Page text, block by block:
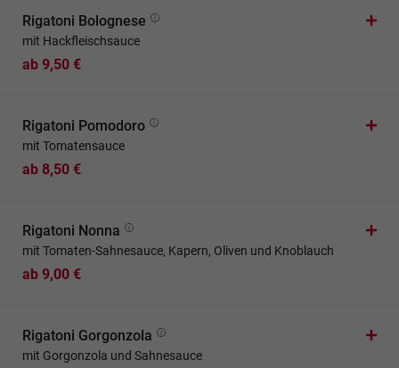
Rigatoni Bolognese
mit Hackfleischsauce
ab 9,50 €
Rigatoni Pomodoro
mit Tomatensauce
ab 8,50 €
Rigatoni Nonna
mit Tomaten-Sahnesauce, Kapern, Oliven und Knoblauch
ab 9,00 €
Rigatoni Gorgonzola
mit Gorgonzola und Sahnesauce